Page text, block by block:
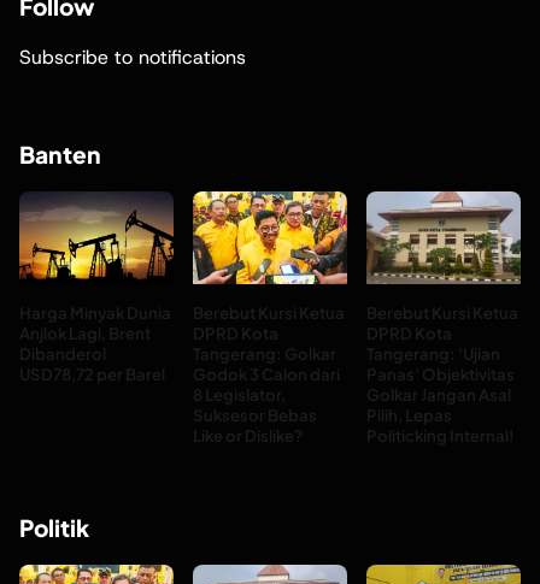
Follow
Subscribe to notifications
Banten
Harga Minyak Dunia
Anjlok Lagi, Brent
Dibanderol
USD78,72 per Barel
Berebut Kursi Ketua
DPRD Kota
Tangerang: Golkar
Godok 3 Calon dari
8 Legislator,
Suksesor Bebas
Like or Dislike?
Berebut Kursi Ketua
DPRD Kota
Tangerang: ‘Ujian
Panas’ Objektivitas
Golkar Jangan Asal
Pilih, Lepas
Politicking Internal!
Politik